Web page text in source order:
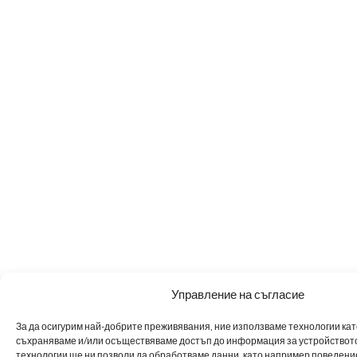
Управление на съгласие
За да осигурим най-добрите преживявания, ние използваме технологии
съхраняваме и/или осъществяваме достъп до информация за